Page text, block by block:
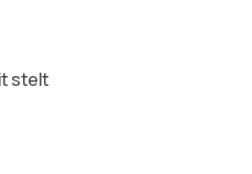
stelt